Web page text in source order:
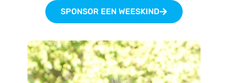
SPONSOR EEN WEESKIND